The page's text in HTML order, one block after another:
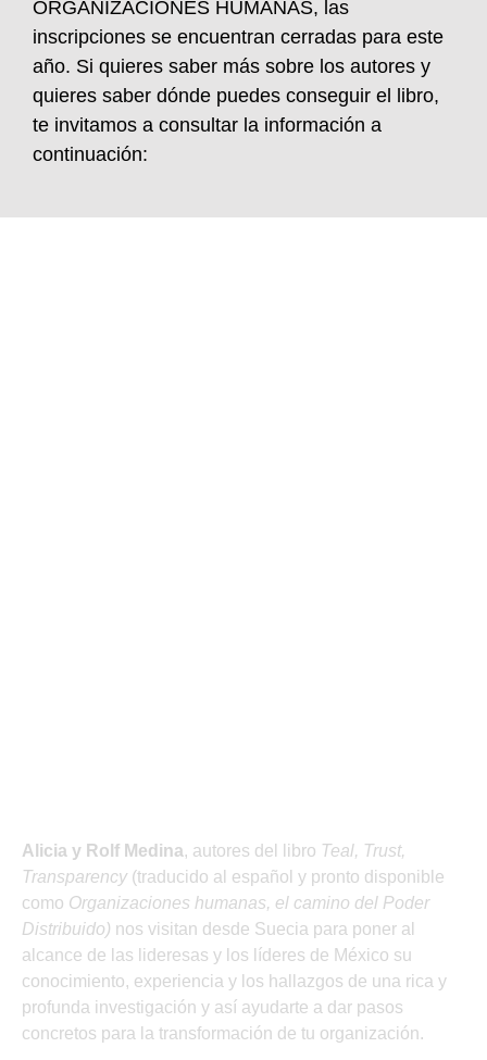
ORGANIZACIONES HUMANAS, las
inscripciones se encuentran cerradas para este
año. Si quieres saber más sobre los autores y
quieres saber dónde puedes conseguir el libro,
te invitamos a consultar la información a
continuación:
Alicia y Rolf Medina, autores del libro Teal, Trust,
Transparency (traducido al español y pronto disponible
como Organizaciones humanas, el camino del Poder
Distribuido) nos visitan desde Suecia para poner al
alcance de las lideresas y los líderes de México su
conocimiento, experiencia y los hallazgos de una rica y
profunda investigación y así ayudarte a dar pasos
concretos para la transformación de tu organización.